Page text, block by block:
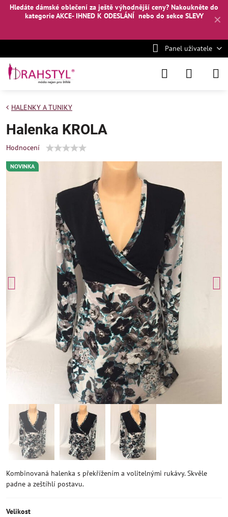
✕
Hledáte dámské oblečení za ještě výhodnější ceny? Nakoukněte do
kategorie AKCE- IHNED K ODESLÁNÍ nebo do sekce SLEVY
Panel uživatele
NOVINKA
HALENKY A TUNIKY
Halenka KROLA
Hodnocení
Kombinovaná halenka s překřížením a volitelnými rukávy. Skvěle
padne a zeštíhlí postavu.
Velikost